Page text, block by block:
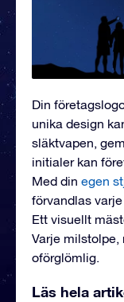
Din
unika design
släktvapen,
initialer kan
Med din egen
förvandlas
Ett visuellt
Varje milstolpe,
oförglömlig.
Läs hela